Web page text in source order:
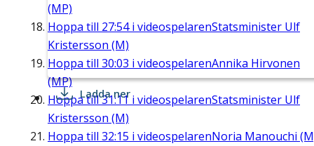
(MP)
Hoppa till 27:54i videospelarenStatsminister Ulf
Kristersson (M)
Hoppa till 30:03 i videospelarenAnnika Hirvonen
(MP)
Hoppa till31:11 i videospelarenStatsminister Ulf
Kristersson (M)
Hoppa till 32:15 i videospelarenNoria Manouchi
Ladda ner